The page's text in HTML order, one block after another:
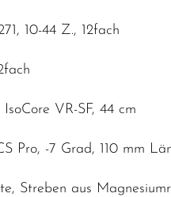
10-44 Z., 12fach
VR-SF, 44 cm
Pro, -7 Grad, 110 mm
Streben aus